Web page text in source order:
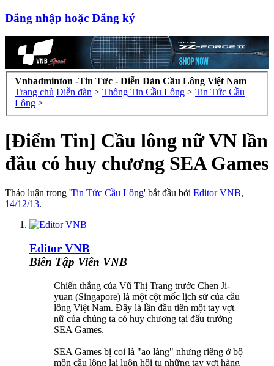
Đăng nhập hoặc Đăng ký
Vnbadminton -Tin Tức - Diễn Đàn Cầu Lông Việt Nam
Trang chủ Diễn đàn > Thông Tin Cầu Lông > Tin Tức Cầu
Lông >
[Điểm Tin] Cầu lông nữ VN lần
đầu có huy chương SEA Games
Thảo luận trong 'Tin Tức Cầu Lông' bắt đầu bởi Editor VNB,
14/12/13.
Editor VNB
Biên Tập Viên VNB
Chiến thắng của Vũ Thị Trang trước Chen Ji-
yuan (Singapore) là một cột mốc lịch sử của cầu
lông Việt Nam. Đây là lần đầu tiên một tay vợt
nữ của chúng ta có huy chương tại đấu trường
SEA Games.
SEA Games bị coi là "ao làng" nhưng riêng ở bộ
môn cầu lông lại luôn hội tụ những tay vợt hàng